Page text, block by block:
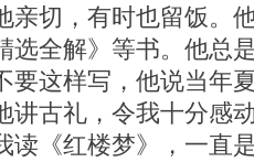
亲切，有时也留饭。
选全解》等书。他总
要这样写，他说当年
讲古礼，令我十分感
读《红楼梦》，一直